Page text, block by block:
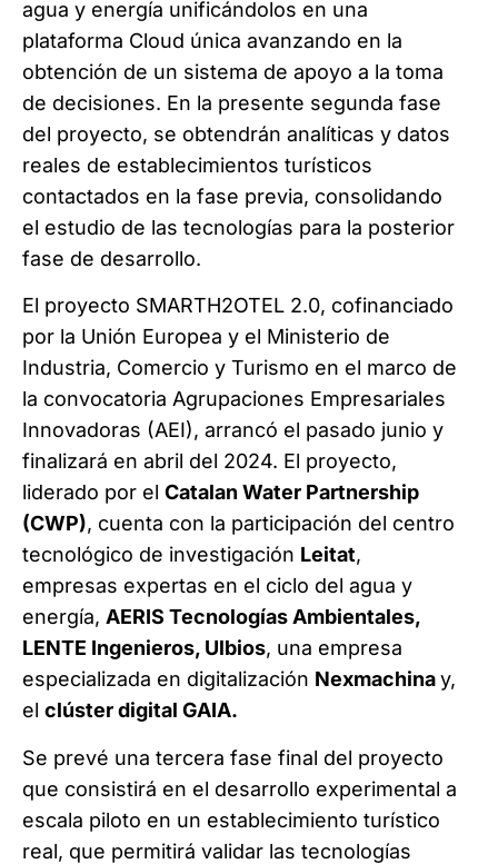
agua y energía unificándolos en una
plataforma Cloud única avanzando en la
obtención de un sistema de apoyo a la toma
de decisiones. En la presente segunda fase
del proyecto, se obtendrán analíticas y datos
reales de establecimientos turísticos
contactados en la fase previa, consolidando
el estudio de las tecnologías para la posterior
fase de desarrollo.
El proyecto SMARTH2OTEL 2.0, cofinanciado
por la Unión Europea y el Ministerio de
Industria, Comercio y Turismo en el marco de
la convocatoria Agrupaciones Empresariales
Innovadoras (AEI), arrancó el pasado junio y
finalizará en abril del 2024. El proyecto,
liderado por el Catalan Water Partnership
(CWP), cuenta con la participación del centro
tecnológico de investigación Leitat,
empresas expertas en el ciclo del agua y
energía, AERIS Tecnologías Ambientales,
LENTE Ingenieros, Ulbios, una empresa
especializada en digitalización Nexmachinay,
el clúster digital GAIA.
Se prevé una tercera fase final del proyecto
que consistirá en el desarrollo experimental a
escala piloto en un establecimiento turístico
real, que permitirá validar las tecnologías